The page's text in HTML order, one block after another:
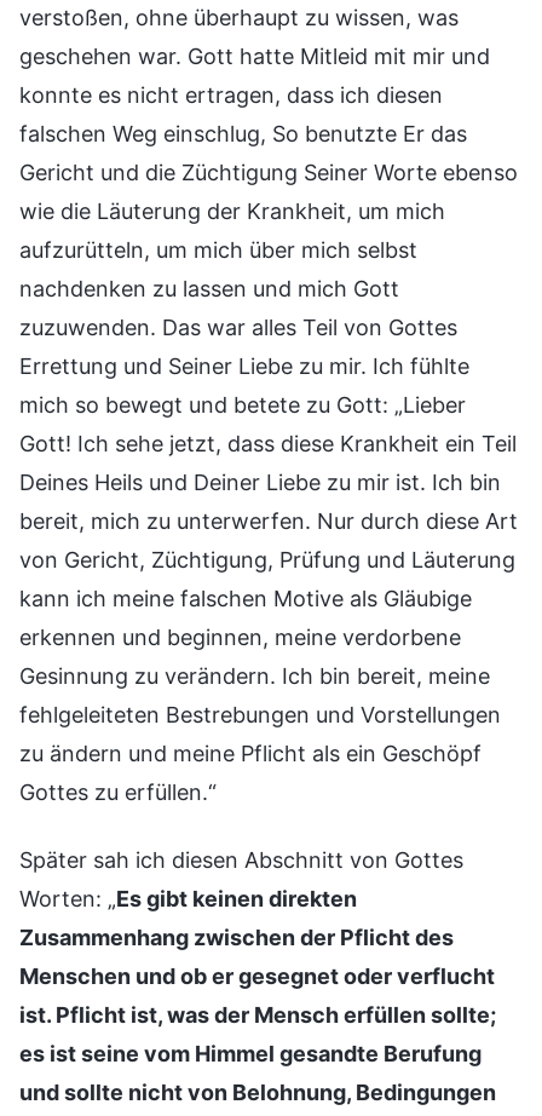
verstoßen, ohne überhaupt zu wissen, was
geschehen war. Gott hatte Mitleid mit mir und
konnte es nicht ertragen, dass ich diesen
falschen Weg einschlug, So benutzte Er das
Gericht und die Züchtigung Seiner Worte ebenso
wie die Läuterung der Krankheit, um mich
aufzurütteln, um mich über mich selbst
nachdenken zu lassen und mich Gott
zuzuwenden. Das war alles Teil von Gottes
Errettung und Seiner Liebe zu mir. Ich fühlte
mich so bewegt und betete zu Gott: „Lieber
Gott! Ich sehe jetzt, dass diese Krankheit ein Teil
Deines Heils und Deiner Liebe zu mir ist. Ich bin
bereit, mich zu unterwerfen. Nur durch diese Art
von Gericht, Züchtigung, Prüfung und Läuterung
kann ich meine falschen Motive als Gläubige
erkennen und beginnen, meine verdorbene
Gesinnung zu verändern. Ich bin bereit, meine
fehlgeleiteten Bestrebungen und Vorstellungen
zu ändern und meine Pflicht als ein Geschöpf
Gottes zu erfüllen.“
Später sah ich diesen Abschnitt von Gottes
Worten: „Es gibt keinen direkten
Zusammenhang zwischen der Pflicht des
Menschen und ob er gesegnet oder verflucht
ist. Pflicht ist, was der Mensch erfüllen sollte;
es ist seine vom Himmel gesandte Berufung
und sollte nicht von Belohnung, Bedingungen